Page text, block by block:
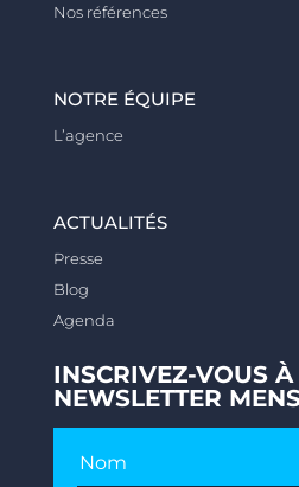
Nos références
NOTRE ÉQUIPE
L’agence
ACTUALITÉS
Presse
Blog
Agenda
INSCRIVEZ-VOUS À
NEWSLETTER